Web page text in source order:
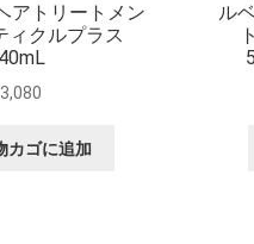
アトリートメン
ィクルプラス
3,080
カゴに追加
ル